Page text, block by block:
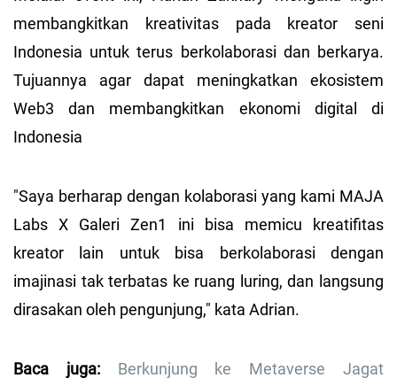
membangkitkan kreativitas pada kreator seni
Indonesia untuk terus berkolaborasi dan berkarya.
Tujuannya agar dapat meningkatkan ekosistem
Web3 dan membangkitkan ekonomi digital di
Indonesia
"Saya berharap dengan kolaborasi yang kami MAJA
Labs X Galeri Zen1 ini bisa memicu kreatifitas
kreator lain untuk bisa berkolaborasi dengan
imajinasi tak terbatas ke ruang luring, dan langsung
dirasakan oleh pengunjung," kata Adrian.
Baca juga:
Berkunjung ke Metaverse Jagat